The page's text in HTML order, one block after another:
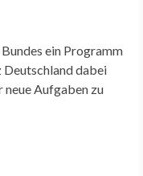
ein Programm
Deutschland dabei
Aufgaben zu